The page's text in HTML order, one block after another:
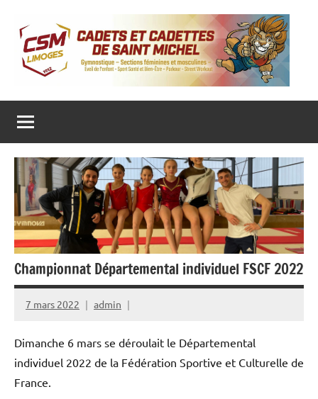
contenu
‒
‒
Eveil
de
l’enfant
‒
Sport
Santé
et
Être
–
Championnat Départemental individuel FSCF 2022
7 mars 2022 admin
Dimanche 6 mars se déroulait le Départemental
individuel 2022 de la Fédération Sportive et Culturelle de
France.